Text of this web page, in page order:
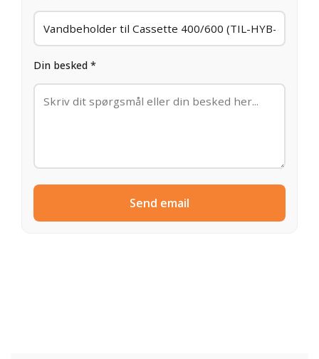
Din besked *
Send email